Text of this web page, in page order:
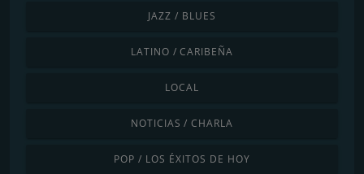
JAZZ / BLUES
LATINO / CARIBEÑA
LOCAL
NOTICIAS / CHARLA
POP / LOS ÉXITOS DE HOY